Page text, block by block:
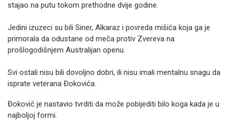
stajao na putu tokom prethodne dvije godine.
Jedini izuzeci su bili Siner, Alkaraz i povreda mišića koja ga je
primorala da odustane od meča protiv Zvereva na
prošlogodišnjem Australijan openu.
Svi ostali nisu bili dovoljno dobri, ili nisu imali mentalnu snagu da
isprate veterana Đokovića.
Đoković je nastavio tvrditi da može pobijediti bilo koga kada je u
najboljoj formi.